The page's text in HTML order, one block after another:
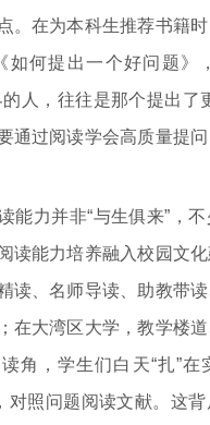
。在为本科生推荐书籍
如何提出一个好问题》
的人，往往是那个提出了
通过阅读学会高质量提
力并非“与生俱来”，不
读能力培养融入校园文
读、名师导读、助教带
在大湾区大学，教学楼
角，学生们白天“扎”在
对照问题阅读文献。这